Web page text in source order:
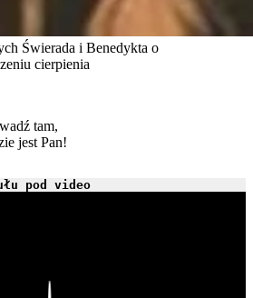
Świerada i Benedykta o
cierpienia
tam,
jest Pan!
pod video